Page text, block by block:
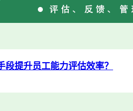
段提升员工能力评估效率？